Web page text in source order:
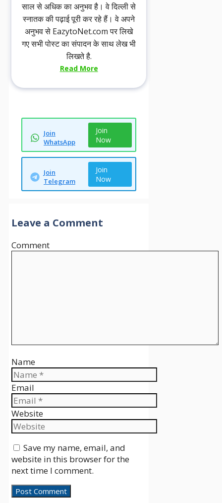
साल से अधिक का अनुभव है। वे दिल्ली से
स्नातक की पढ़ाई पूरी कर रहे हैं। वे अपने
अनुभव से EazytoNet.com पर लिखे
गए सभी पोस्ट का संपादन के साथ लेख भी
लिखते है.
Read More
Join
WhatsApp
Join
Now
Join
Telegram
Join
Now
Leave a Comment
Comment
Name
Email
Website
Save my name, email, and
website in this browser for the
next time I comment.